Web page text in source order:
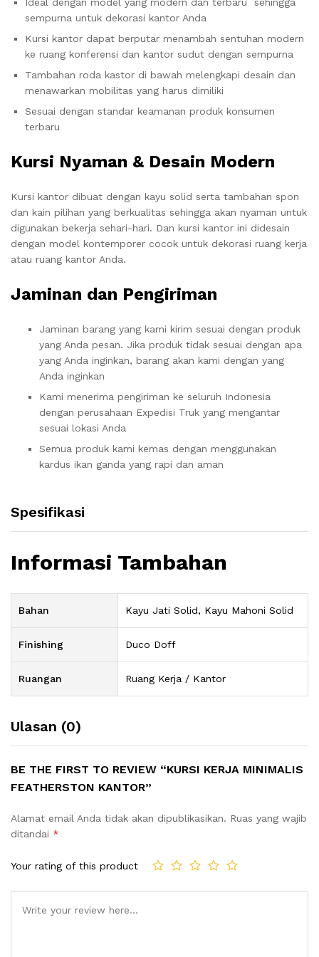
sempurna untuk dekorasi kantor Anda
Kursi kantor dapat berputar menambah sentuhan modern
ke ruang konferensi dan kantor sudut dengan sempurna
Tambahan roda kastor di bawah melengkapi desain dan
menawarkan mobilitas yang harus dimiliki
Sesuai dengan standar keamanan produk konsumen
terbaru
Kursi Nyaman & Desain Modern
Kursi kantor dibuat dengan kayu solid serta tambahan spon
dan kain pilihan yang berkualitas sehingga akan nyaman untuk
digunakan bekerja sehari-hari. Dan kursi kantor ini didesain
dengan model kontemporer cocok untuk dekorasi ruang kerja
atau ruang kantor Anda.
Jaminan dan Pengiriman
Jaminan barang yang kami kirim sesuai dengan produk
yang Anda pesan. Jika produk tidak sesuai dengan apa
yang Anda inginkan, barang akan kami dengan yang
Anda inginkan
Kami menerima pengiriman ke seluruh Indonesia
dengan perusahaan Expedisi Truk yang mengantar
sesuai lokasi Anda
Semua produk kami kemas dengan menggunakan
kardus ikan ganda yang rapi dan aman
Spesifikasi
Informasi Tambahan
Bahan Kayu Jati Solid, Kayu Mahoni Solid
Finishing Duco Doff
Ruangan Ruang Kerja / Kantor
Ulasan (0)
BE THE FIRST TO REVIEW “KURSI KERJA MINIMALIS
FEATHERSTON KANTOR”
Alamat email Anda tidak akan dipublikasikan. Ruas yang wajib
ditandai *
Your rating of this product